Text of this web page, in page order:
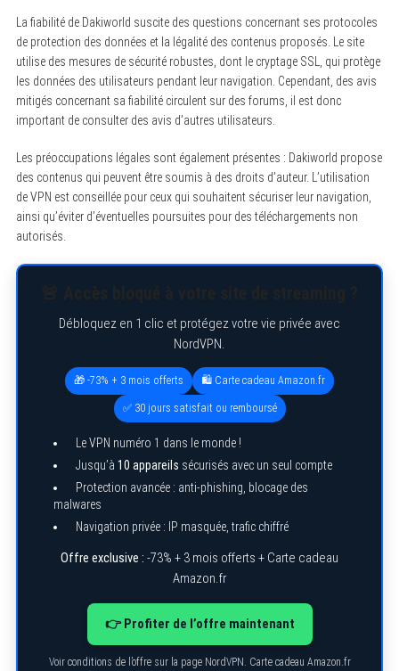
La fiabilité de Dakiworld suscite des questions concernant ses protocoles
de protection des données et la légalité des contenus proposés. Le site
utilise des mesures de sécurité robustes, dont le cryptage SSL, qui protège
les données des utilisateurs pendant leur navigation. Cependant, des avis
mitigés concernant sa fiabilité circulent sur des forums, il est donc
important de consulter des avis d’autres utilisateurs.
Les préoccupations légales sont également présentes : Dakiworld propose
des contenus qui peuvent être soumis à des droits d’auteur. L’utilisation
de VPN est conseillée pour ceux qui souhaitent sécuriser leur navigation,
ainsi qu’éviter d’éventuelles poursuites pour des téléchargements non
autorisés.
Débloquez en 1 clic et protégez votre vie privée avec
NordVPN.
🎁 -73% + 3 mois offerts 🛍️ Carte cadeau Amazon.fr
✅ 30 jours satisfait ou remboursé
Le VPN numéro 1 dans le monde !
Jusqu’à 10 appareils sécurisés avec un seul compte
Protection avancée : anti-phishing, blocage des
malwares
Navigation privée : IP masquée, trafic chiffré
Offre exclusive : -73% + 3 mois offerts + Carte cadeau
Amazon.fr
👉 Profiter de l’offre maintenant
Voir conditions de l’offre sur la page NordVPN. Carte cadeau Amazon.fr